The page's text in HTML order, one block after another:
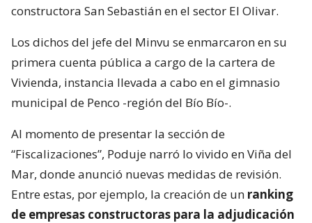
constructora San Sebastián en el sector El Olivar.
Los dichos del jefe del Minvu se enmarcaron en su
primera cuenta pública a cargo de la cartera de
Vivienda, instancia llevada a cabo en el gimnasio
municipal de Penco -región del Bío Bío-.
Al momento de presentar la sección de
“Fiscalizaciones”, Poduje narró lo vivido en Viña del
Mar, donde anunció nuevas medidas de revisión.
Entre estas, por ejemplo, la creación de un ranking
de empresas constructoras para la adjudicación